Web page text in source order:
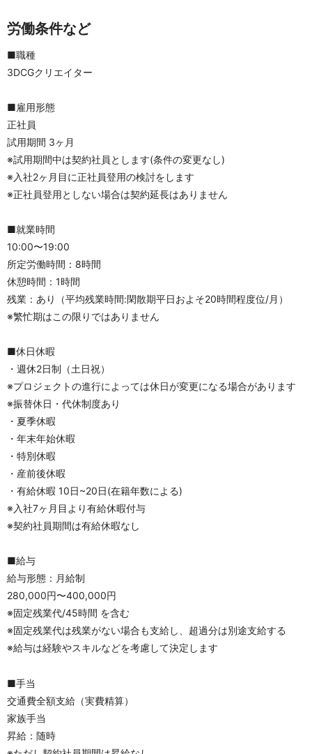
労働条件など
■職種
3DCGクリエイター
■雇用形態
正社員
試用期間 3ヶ月
※試用期間中は契約社員とします(条件の変更なし)
※入社2ヶ月目に正社員登用の検討をします
※正社員登用としない場合は契約延長はありません
■就業時間
10:00〜19:00
所定労働時間：8時間
休憩時間：1時間
残業：あり（平均残業時間:閑散期平日およそ20時間程度位/月）
※繁忙期はこの限りではありません
■休日休暇
・週休2日制（土日祝）
※プロジェクトの進行によっては休日が変更になる場合があります
※振替休日・代休制度あり
・夏季休暇
・年末年始休暇
・特別休暇
・産前後休暇
・有給休暇 10日~20日(在籍年数による)
※入社7ヶ月目より有給休暇付与
※契約社員期間は有給休暇なし
■給与
給与形態：月給制
280,000円〜400,000円
※固定残業代/45時間 を含む
※固定残業代は残業がない場合も支給し、超過分は別途支給する
※給与は経験やスキルなどを考慮して決定します
■手当
交通費全額支給（実費精算）
家族手当
昇給：随時